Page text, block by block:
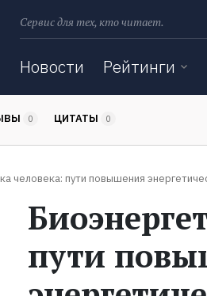
Сервис для тех, кто читает.
Новости Рейтинги
0 ЦИТАТЫ 0
человека: пути повышения
пути